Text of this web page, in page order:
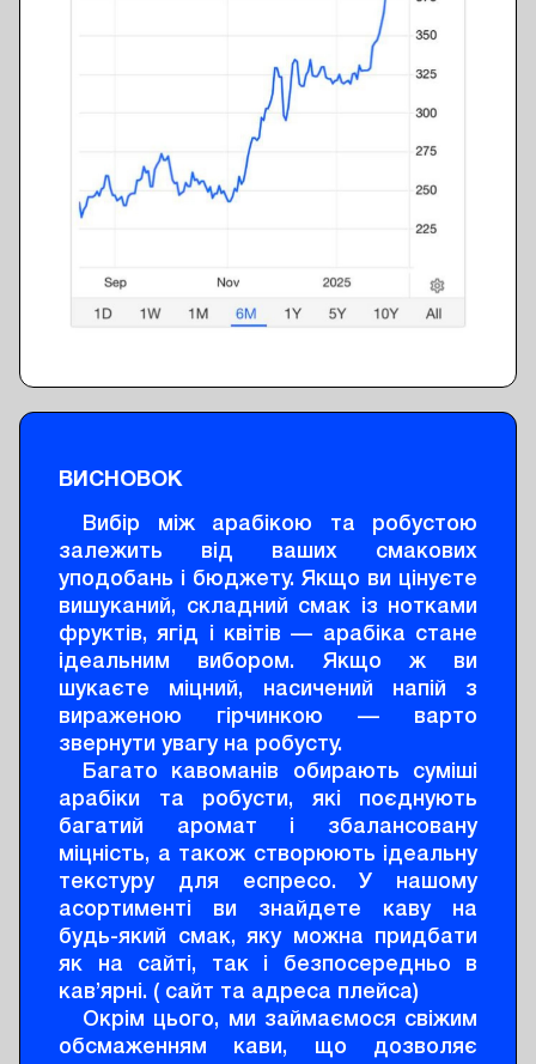
ВИСНОВОК
Вибір між арабікою та робустою
залежить від ваших смакових
уподобань і бюджету. Якщо ви цінуєте
вишуканий, складний смак із нотками
фруктів, ягід і квітів — арабіка стане
ідеальним вибором. Якщо ж ви
шукаєте міцний, насичений напій з
вираженою гірчинкою — варто
звернути увагу на робусту.
Багато кавоманів обирають суміші
арабіки та робусти, які поєднують
багатий аромат і збалансовану
міцність, а також створюють ідеальну
текстуру для еспресо. У нашому
асортименті ви знайдете каву на
будь-який смак, яку можна придбати
як на сайті, так і безпосередньо в
кав’ярні. ( сайт та адреса плейса)
Окрім цього, ми займаємося свіжим
обсмаженням кави, що дозволяє